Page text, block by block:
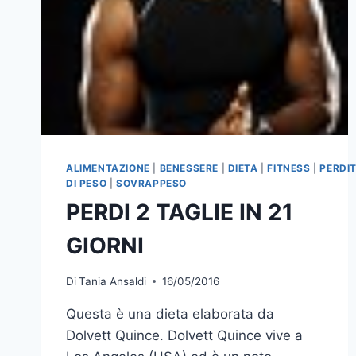
ALIMENTAZIONE BENESSERE DIETA |FITNESS |
DI PESO
SOVRAPPESO
PERDI 2 TAGLIE IN 21
GIORNI
DiTania Ansaldi 16/05/2016
Questa è una dieta elaborata da
Dolvett Quince. Dolvett Quince vive a